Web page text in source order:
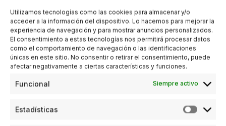
Utilizamos tecnologías como las cookies para almacenar y/o
acceder a la información del dispositivo. Lo hacemos para mejorar la
experiencia de navegación y para mostrar anuncios personalizados.
El consentimiento a estas tecnologías nos permitirá procesar datos
como el comportamiento de navegación o las identificaciones
únicas en este sitio. No consentir o retirar el consentimiento, puede
afectar negativamente a ciertas características y funciones.
Funcional Siempre activo
Estadísticas